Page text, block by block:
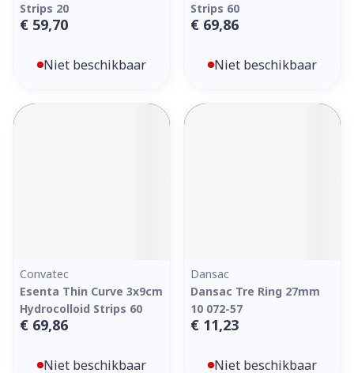
Strips 20
€ 59,70
Niet beschikbaar
Strips 60
€ 69,86
Niet beschikbaar
Convatec
Esenta Thin Curve 3x9cm
Hydrocolloid Strips 60
€ 69,86
Niet beschikbaar
Dansac
Dansac Tre Ring 27mm
10 072-57
€ 11,23
Niet beschikbaar